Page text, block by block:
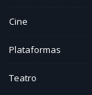
Cine
Plataformas
Teatro